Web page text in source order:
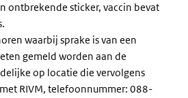
ontbrekende sticker, vaccin bevat
waarbij sprake is van een
gemeld worden aan de
op locatie die vervolgens
RIVM, telefoonnummer: 088-